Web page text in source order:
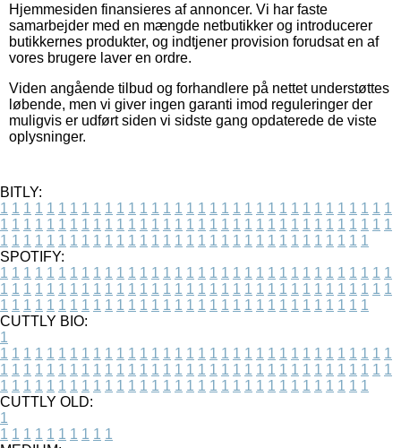
Hjemmesiden finansieres af annoncer. Vi har faste
samarbejder med en mængde netbutikker og introducerer
butikkernes produkter, og indtjener provision forudsat en af
vores brugere laver en ordre.
Viden angående tilbud og forhandlere på nettet understøttes
løbende, men vi giver ingen garanti imod reguleringer der
muligvis er udført siden vi sidste gang opdaterede de viste
oplysninger.
BITLY:
1 1 1 1 1 1 1 1 1 1 1 1 1 1 1 1 1 1 1 1 1 1 1 1 1 1 1 1 1 1 1 1 1 1
1 1 1 1 1 1 1 1 1 1 1 1 1 1 1 1 1 1 1 1 1 1 1 1 1 1 1 1 1 1 1 1 1 1
1 1 1 1 1 1 1 1 1 1 1 1 1 1 1 1 1 1 1 1 1 1 1 1 1 1 1 1 1 1 1 1
SPOTIFY:
1 1 1 1 1 1 1 1 1 1 1 1 1 1 1 1 1 1 1 1 1 1 1 1 1 1 1 1 1 1 1 1 1 1
1 1 1 1 1 1 1 1 1 1 1 1 1 1 1 1 1 1 1 1 1 1 1 1 1 1 1 1 1 1 1 1 1 1
1 1 1 1 1 1 1 1 1 1 1 1 1 1 1 1 1 1 1 1 1 1 1 1 1 1 1 1 1 1 1 1
CUTTLY BIO:
1
1 1 1 1 1 1 1 1 1 1 1 1 1 1 1 1 1 1 1 1 1 1 1 1 1 1 1 1 1 1 1 1 1 1
1 1 1 1 1 1 1 1 1 1 1 1 1 1 1 1 1 1 1 1 1 1 1 1 1 1 1 1 1 1 1 1 1 1
1 1 1 1 1 1 1 1 1 1 1 1 1 1 1 1 1 1 1 1 1 1 1 1 1 1 1 1 1 1 1 1
CUTTLY OLD:
1
1 1 1 1 1 1 1 1 1 1